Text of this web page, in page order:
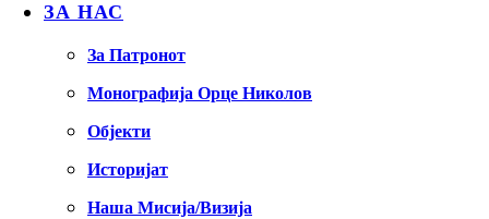
ЗА НАС
За Патронот
Монографија Орце Николов
Објекти
Историјат
Наша Мисија/Визија